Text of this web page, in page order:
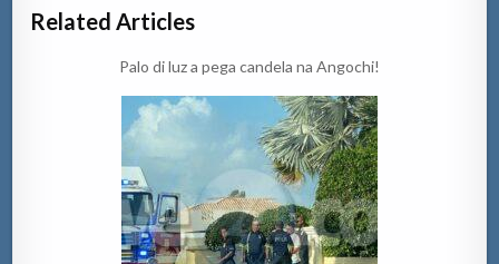
Related Articles
Palo di luz a pega candela na Angochi!